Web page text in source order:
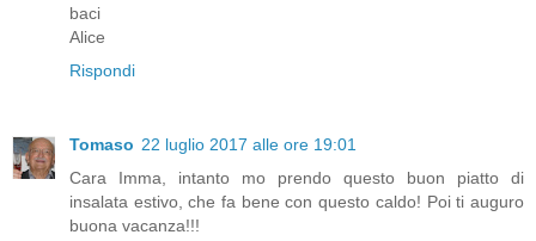
baci
Alice
Rispondi
Tomaso 22 luglio 2017 alle ore 19:01
Cara Imma, intanto mo prendo questo buon piatto di
insalata estivo, che fa bene con questo caldo! Poi ti auguro
buona vacanza!!!